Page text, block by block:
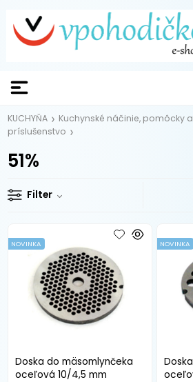
KUCHYŇA Kuchynské náčinie, pomôcky
príslušenstvo
51%
Filter
Doska do mäsomlynčeka
oceľová 10/4,5 mm
NOVINKA NOVINKA